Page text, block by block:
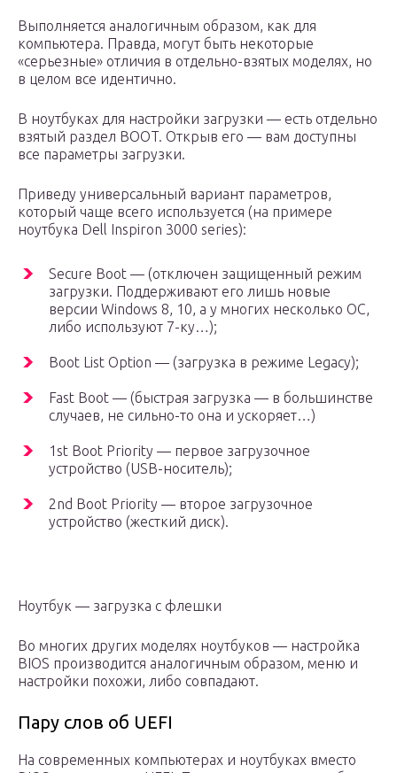
Выполняется аналогичным образом, как для
компьютера. Правда, могут быть некоторые
«серьезные» отличия в отдельно-взятых моделях, но
в целом все идентично.
В ноутбуках для настройки загрузки — есть отдельно
взятый раздел BOOT. Открыв его — вам доступны
все параметры загрузки.
Приведу универсальный вариант параметров,
который чаще всего используется (на примере
ноутбука Dell Inspiron 3000 series):
Secure Boot — (отключен защищенный режим
загрузки. Поддерживают его лишь новые
версии Windows 8, 10, а у многих несколько ОС,
либо используют 7-ку…);
Boot List Option — (загрузка в режиме Legacy);
Fast Boot — (быстрая загрузка — в большинстве
случаев, не сильно-то она и ускоряет…)
1st Boot Priority — первое загрузочное
устройство (USB-носитель);
2nd Boot Priority — второе загрузочное
устройство (жесткий диск).
Ноутбук — загрузка с флешки
Во многих других моделях ноутбуков — настройка
BIOS производится аналогичным образом, меню и
настройки похожи, либо совпадают.
Пару слов об UEFI
На современных компьютерах и ноутбуках вместо